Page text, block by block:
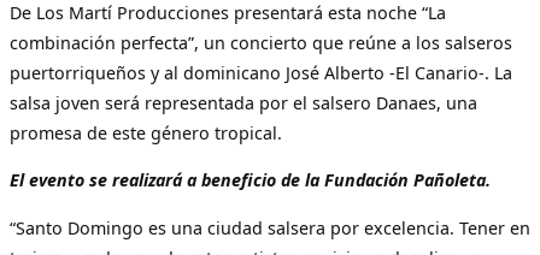
De Los Martí Producciones presentará esta noche “La
combinación perfecta”, un concierto que reúne a los salseros
puertorriqueños y al dominicano José Alberto -El Canario-. La
salsa joven será representada por el salsero Danaes, una
promesa de este género tropical.
El evento se realizará a beneficio de la Fundación Pañoleta.
“Santo Domingo es una ciudad salsera por excelencia. Tener en